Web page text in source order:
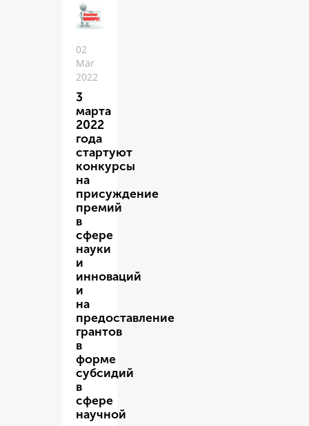
02
Mär
2022
3
марта
2022
года
стартуют
конкурсы
на
присуждение
премий
в
сфере
науки
и
инноваций
и
на
предоставление
грантов
в
форме
субсидий
в
сфере
научной